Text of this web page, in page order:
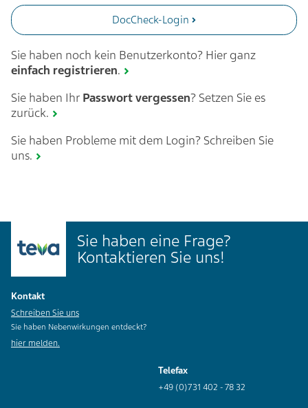
DocCheck-Login
Sie haben noch kein Benutzerkonto? Hier ganz
einfach registrieren.
Sie haben Ihr Passwort vergessen? Setzen Sie es
zurück.
Sie haben Probleme mit dem Login? Schreiben Sie
uns.
Sie haben eine Frage?
Kontaktieren Sie uns!
Kontakt
Schreiben Sie uns
Sie haben Nebenwirkungen entdeckt?
hier melden.
Telefax
+49 (0)731 402 - 78 32